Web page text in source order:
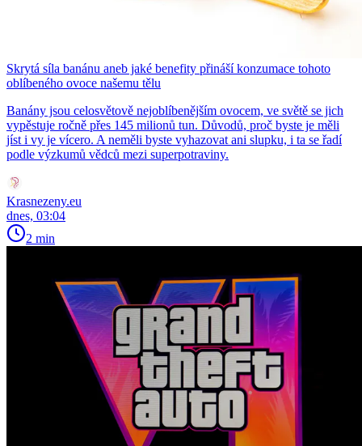
Skrytá síla banánu aneb jaké benefity přináší konzumace tohoto
oblíbeného ovoce našemu tělu
Banány jsou celosvětově nejoblíbenějším ovocem, ve světě se jich
vypěstuje ročně přes 145 milionů tun. Důvodů, proč byste je měli
jíst i vy je vícero. A neměli byste vyhazovat ani slupku, i ta se řadí
podle výzkumů vědců mezi superpotraviny.
Krasnezeny.eu
dnes, 03:04
2 min